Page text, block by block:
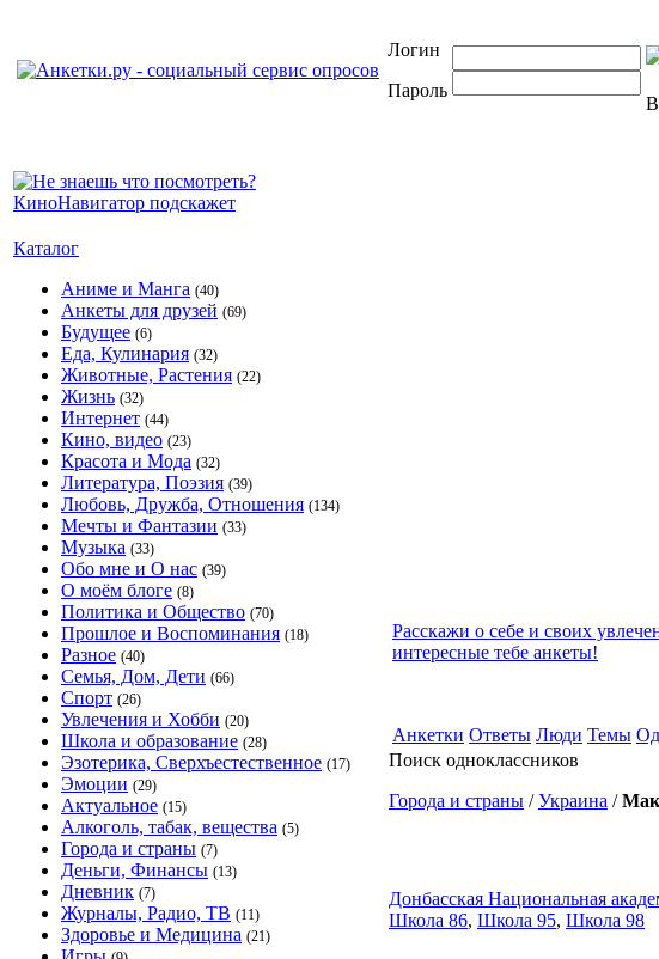
Логин
Пароль
Каталог
Аниме и Манга (40)
Анкеты для друзей (69)
Будущее (6)
Еда, Кулинария (32)
Животные, Растения (22)
Жизнь (32)
Интернет (44)
Кино, видео (23)
Красота и Мода (32)
Литература, Поэзия (39)
Любовь, Дружба, Отношения (134)
Мечты и Фантазии (33)
Музыка (33)
Обо мне и О нас (39)
О моём блоге (8)
Политика и Общество (70)
Прошлое и Воспоминания (18)
Разное (40)
Семья, Дом, Дети (66)
Спорт (26)
Увлечения и Хобби (20)
Школа и образование (28)
Эзотерика, Сверхъестественное (17)
Эмоции (29)
Актуальное (15)
Алкоголь, табак, вещества (5)
Города и страны (7)
Деньги, Финансы (13)
Дневник (7)
Журналы, Радио, ТВ (11)
Здоровье и Медицина (21)
Расскажи о себе и своих
интересные тебе анкеты!
Анкетки Ответы Люди Темы
Поиск одноклассников
Города и страны /Украина /
Донбасская Национальная
Школа 86, Школа 95, Школа 98